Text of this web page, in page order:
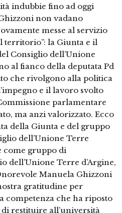
indubbie fino ad oggi
non vadano
messe al servizio
territorio”: la Giunta e il
Consiglio dell’Unione
al fianco della deputata Pd
che rivolgono alla politica
e il lavoro svolto
parlamentare
ma anzi valorizzato. Ecco
della Giunta e del gruppo
dell’Unione Terre
come gruppo di
dell’Unione Terre d’Argine,
Manuela Ghizzoni
gratitudine per
competenza che ha riposto
restituire all’università